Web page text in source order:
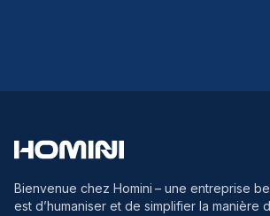
Bienvenue chez Homini – une entreprise
est d’humaniser et de simplifier la manière